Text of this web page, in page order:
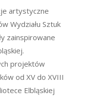
artystyczne
Wydziału Sztuk
zainspirowane
projektów
od XV do XVIII
Elbląskiej